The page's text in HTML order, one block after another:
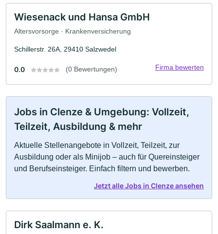
Wiesenack und Hansa GmbH
Altersvorsorge · Krankenversicherung
Schillerstr. 26A, 29410 Salzwedel
0.0 (0 Bewertungen) Firma bewerten
Jobs in Clenze & Umgebung: Vollzeit,
Teilzeit, Ausbildung & mehr
Aktuelle Stellenangebote in Vollzeit, Teilzeit, zur
Ausbildung oder als Minijob – auch für Quereinsteiger
und Berufseinsteiger. Einfach filtern und bewerben.
Jetzt alle Jobs in Clenze ansehen
Dirk Saalmann e. K.